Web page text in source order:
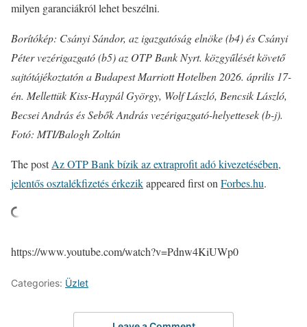
milyen garanciákról lehet beszélni.
Borítókép: Csányi Sándor, az igazgatóság elnöke (b4) és Csányi
Péter vezérigazgató (b5) az OTP Bank Nyrt. közgyűlését követő
sajtótájékoztatón a Budapest Marriott Hotelben 2026. április 17-
én. Mellettük Kiss-Haypál György, Wolf László, Bencsik László,
Becsei András és Sebők András vezérigazgató-helyettesek (b-j).
Fotó: MTI/Balogh Zoltán
The postAz OTP Bank bízik az extraprofit adó kivezetésében,
jelentős osztalékfizetés érkezikappeared first onForbes.hu.
https://www.youtube.com/watch?v=Pdnw4KiUWp0
Categories: Üzlet